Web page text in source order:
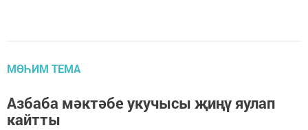
МӨҺИМ ТЕМА
Азбаба мәктәбе укучысы җиңү яулап
кайтты